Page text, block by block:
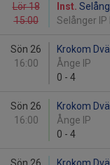
Lör 18
15:00
Inst.
Selånger IP
Sön 26
16:00
Krokom
Ånge IP
0 - 4
Sön 26
16:00
Krokom
Ånge IP
0 - 4